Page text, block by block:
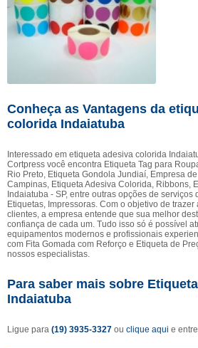
Conheça as Vantagens da
colorida Indaiatuba
Interessado em etiqueta adesiva colorida
Cortpress você encontra Etiqueta Tag para
Rio Preto, Etiqueta Gondola Jundiaí, Empresa
Campinas, Etiqueta Adesiva Colorida, Ribbons,
Indaiatuba - SP, entre outras opções de serviços
Etiquetas, Impressoras. Com o objetivo de
clientes, a empresa entende que sua melhor
confiança de cada um. Tudo isso só é possível
equipamentos modernos e profissionais
com Fita Gomada com Reforço e Etiqueta de
nossos especialistas.
Para saber mais sobre
Indaiatuba
Ligue para (19) 3935-3327 ou clique aqui e